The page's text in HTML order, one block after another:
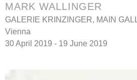
MARK WALLINGER
GALERIE KRINZINGER, MAIN
Vienna
30 April 2019 - 19 June 2019